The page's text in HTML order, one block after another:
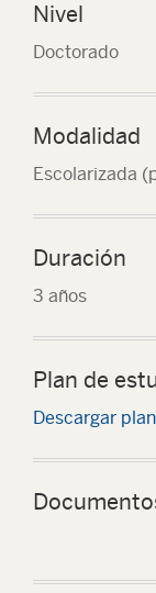
Nivel
Doctorado
Modalidad
Escolarizada
Duración
3 años
Plan de
Descargar